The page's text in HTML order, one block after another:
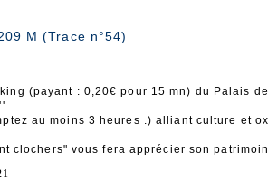
M (Trace n°54)
(payant : 0,20€ pour 15 mn) du Palais
au moins 3 heures .) alliant culture et
clochers" vous fera apprécier son